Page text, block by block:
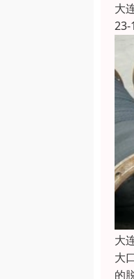
大
23-
大
大
的